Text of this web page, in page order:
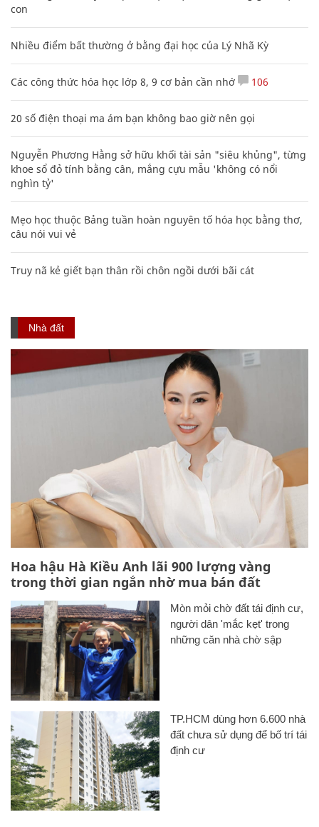
con
Nhiều điểm bất thường ở bằng đại học của Lý Nhã Kỳ
Các công thức hóa học lớp 8, 9 cơ bản cần nhớ 106
20 số điện thoại ma ám bạn không bao giờ nên gọi
Nguyễn Phương Hằng sở hữu khối tài sản "siêu khủng", từng
khoe sổ đỏ tính bằng cân, mắng cựu mẫu 'không có nổi
nghìn tỷ'
Mẹo học thuộc Bảng tuần hoàn nguyên tố hóa học bằng thơ,
câu nói vui vẻ
Truy nã kẻ giết bạn thân rồi chôn ngồi dưới bãi cát
Nhà đất
Hoa hậu Hà Kiều Anh lãi 900 lượng vàng
trong thời gian ngắn nhờ mua bán đất
Mòn mỏi chờ đất tái định cư,
người dân 'mắc kẹt' trong
những căn nhà chờ sập
TP.HCM dùng hơn 6.600 nhà
đất chưa sử dụng để bố trí tái
định cư